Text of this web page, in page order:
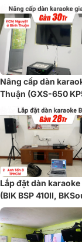
thanh. Bên cạnh
trong thời gian dài
giúp sản phẩm phù
khác nhau.
=> Xem thêm:Vang
4, Micro không
Micro không dây
đình, karaoke kinh
phẩm sử dụng tần
hạn chế nhiễu sóng.
Nâng cấp dàn
Thuận (GXS-650
Lắp đặt dàn
(BIK BSP 410II,